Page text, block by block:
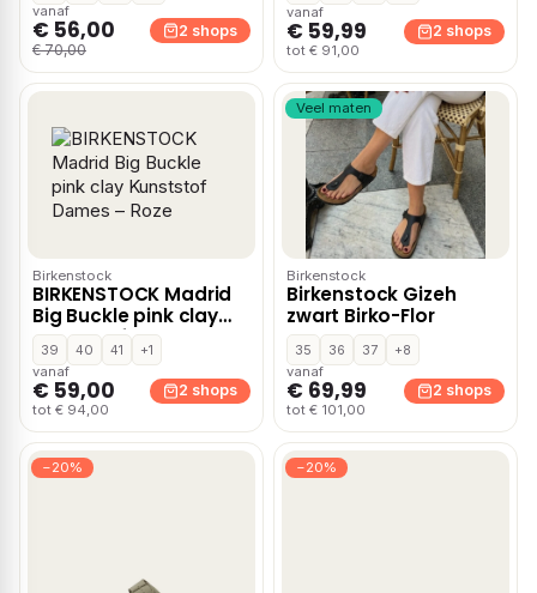
vanaf
€ 56,00
€ 70,00
2 shops
vanaf
€ 59,99
tot € 91,00
2 shops
Birkenstock
BIRKENSTOCK Madrid
Big Buckle pink clay
Kunststof Dames –
Roze
39 40 41
+1
vanaf
€ 59,00
tot € 94,00
2 shops
Veel maten
Birkenstock
Birkenstock Gizeh
zwart Birko-Flor
35 36 37
+8
vanaf
€ 69,99
tot € 101,00
2 shops
−20% −20%